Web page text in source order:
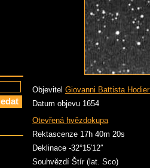
Objevitel Giovanni Battista
Datum objevu 1654
Otevřená hvězdokupa
Rektascenze 17h 40m 20s
Deklinace -32°15′12″
Souhvězdí Štír (lat. Sco)